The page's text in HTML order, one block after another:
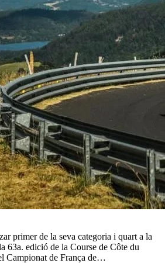
primer de la seva categoria i quart a la
63a. edició de la Course de Côte du
Campionat de França de…